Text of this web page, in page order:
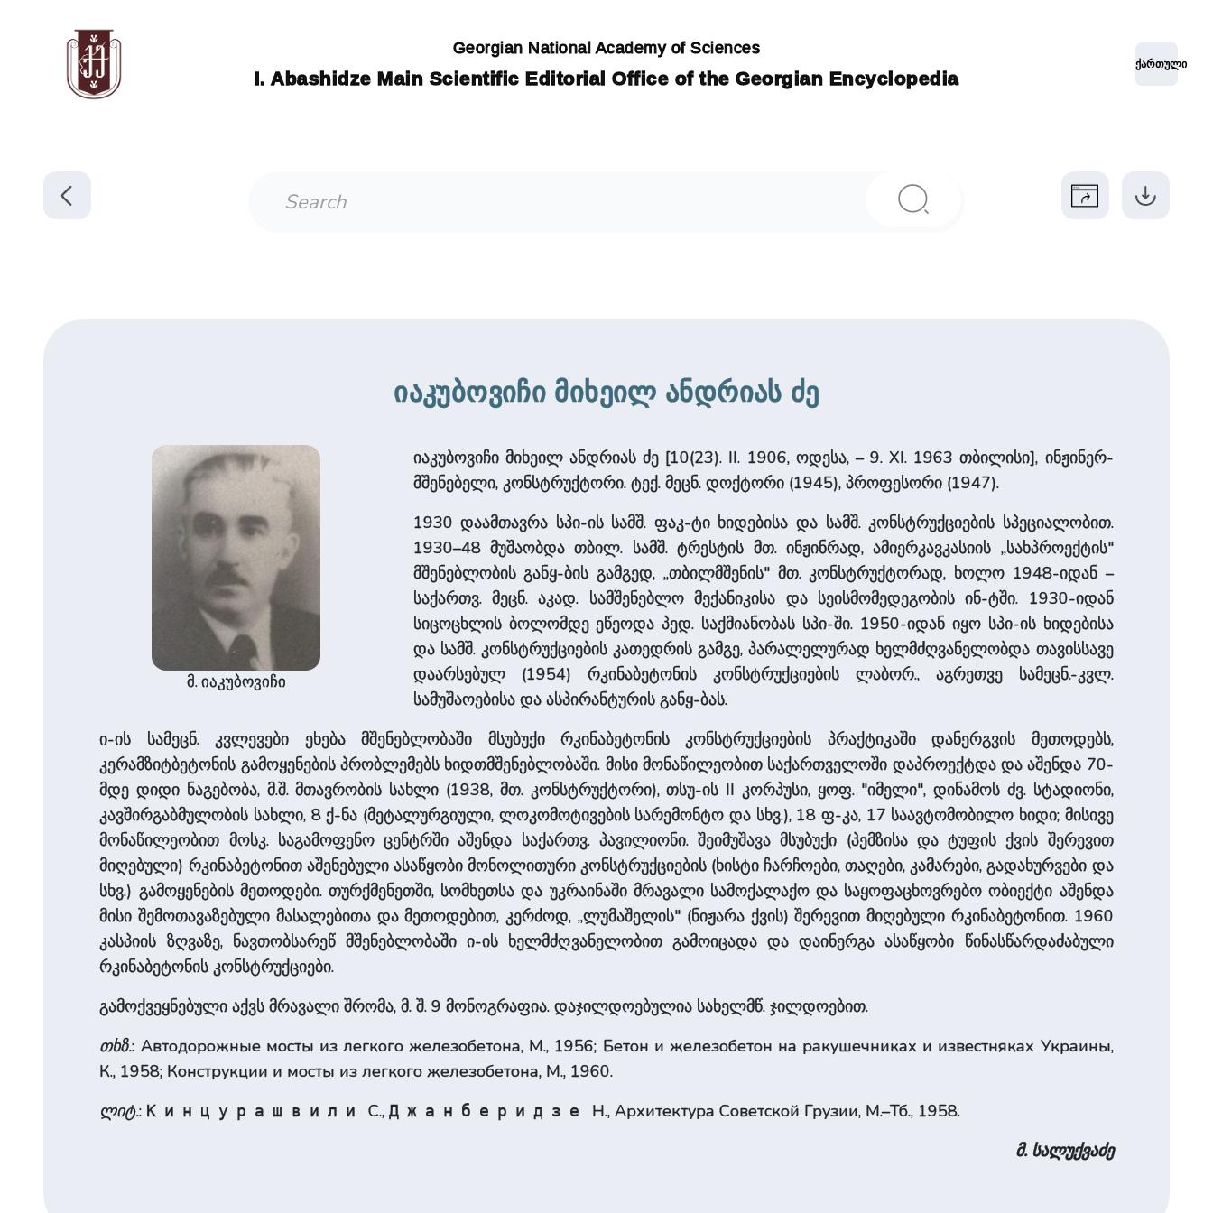
Georgian National Academy of Sciences
I. Abashidze Main Scientific Editorial Office of the Georgian Encyclopedia
ქართული
იაკუბოვიჩი მიხეილ ანდრიას ძე
მ. იაკუბოვიჩი
იაკუბოვიჩი მიხეილ ანდრიას ძე [10(23). II. 1906, ოდესა, – 9. XI. 1963 თბილისი], ინჟინერ-
მშენებელი, კონსტრუქტორი. ტექ. მეცნ. დოქტორი (1945), პროფესორი (1947).
1930 დაამთავრა სპი-ის სამშ. ფაკ-ტი ხიდებისა და სამშ. კონსტრუქციების სპეციალობით.
1930–48 მუშაობდა თბილ. სამშ. ტრესტის მთ. ინჟინრად, ამიერკავკასიის „სახპროექტის"
მშენებლობის განყ-ბის გამგედ, „თბილმშენის" მთ. კონსტრუქტორად, ხოლო 1948-იდან –
საქართვ. მეცნ. აკად. სამშენებლო მექანიკისა და სეისმომედეგობის ინ-ტში. 1930-იდან
სიცოცხლის ბოლომდე ეწეოდა პედ. საქმიანობას სპი-ში. 1950-იდან იყო სპი-ის ხიდებისა
და სამშ. კონსტრუქციების კათედრის გამგე, პარალელურად ხელმძღვანელობდა თავისსავე
დაარსებულ (1954) რკინაბეტონის კონსტრუქციების ლაბორ., აგრეთვე სამეცნ.-კვლ.
სამუშაოებისა და ასპირანტურის განყ-ბას.
ი-ის სამეცნ. კვლევები ეხება მშენებლობაში მსუბუქი რკინაბეტონის კონსტრუქციების პრაქტიკაში დანერგვის მეთოდებს,
კერამზიტბეტონის გამოყენების პრობლემებს ხიდთმშენებლობაში. მისი მონაწილეობით საქართველოში დაპროექტდა და აშენდა 70-
მდე დიდი ნაგებობა, მ.შ. მთავრობის სახლი (1938, მთ. კონსტრუქტორი), თსუ-ის II კორპუსი, ყოფ. "იმელი", დინამოს ძვ. სტადიონი,
კავშირგაბმულობის სახლი, 8 ქ-ნა (მეტალურგიული, ლოკომოტივების სარემონტო და სხვ.), 18 ფ-კა, 17 საავტომობილო ხიდი; მისივე
მონაწილეობით მოსკ. საგამოფენო ცენტრში აშენდა საქართვ. პავილიონი. შეიმუშავა მსუბუქი (პემზისა და ტუფის ქვის შერევით
მიღებული) რკინაბეტონით აშენებული ასაწყობი მონოლითური კონსტრუქციების (ხისტი ჩარჩოები, თაღები, კამარები, გადახურვები და
სხვ.) გამოყენების მეთოდები. თურქმენეთში, სომხეთსა და უკრაინაში მრავალი სამოქალაქო და საყოფაცხოვრებო ობიექტი აშენდა
მისი შემოთავაზებული მასალებითა და მეთოდებით, კერძოდ, „ლუმაშელის" (ნიჟარა ქვის) შერევით მიღებული რკინაბეტონით. 1960
კასპიის ზღვაზე, ნავთობსარეწ მშენებლობაში ი-ის ხელმძღვანელობით გამოიცადა და დაინერგა ასაწყობი წინასწარდაძაბული
რკინაბეტონის კონსტრუქციები.
გამოქვეყნებული აქვს მრავალი შრომა, მ. შ. 9 მონოგრაფია. დაჯილდოებულია სახელმწ. ჯილდოებით.
თხზ.: Автодорожные мосты из легкого железобетона, М., 1956; Бетон и железобетон на ракушечниках и известняках Украины,
К., 1958; Конструкции и мосты из легкого железобетона, М., 1960.
ლიტ.: Кинцурашвили С., Джанберидзе
Н., Архитектура Советской Грузии, М.–Тб., 1958.
მ. სალუქვაძე